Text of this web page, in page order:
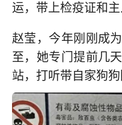
运，带上检疫证和
赵莹，今年刚刚成
至，她专门提前几
站，打听带自家狗狗